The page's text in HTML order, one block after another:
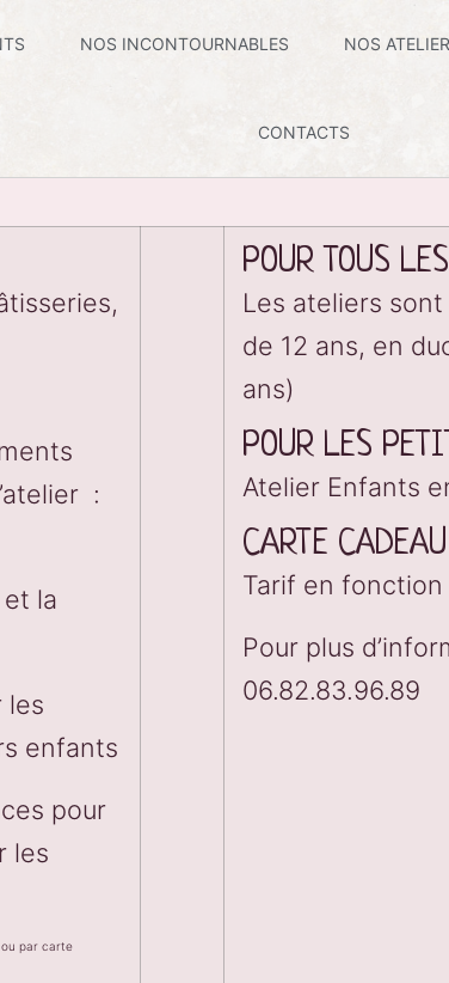
NOS INCONTOURNABLES NOS
CONTACTS
:
la
les
enfants
pour
les
ou par carte
POUR TOUS
Les ateliers
de 12 ans, en
ans)
POUR LES
Atelier Enfants
CARTE
Tarif en fonction
Pour plus
06.82.83.96.89